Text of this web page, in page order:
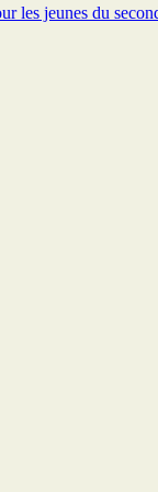
les jeunes du